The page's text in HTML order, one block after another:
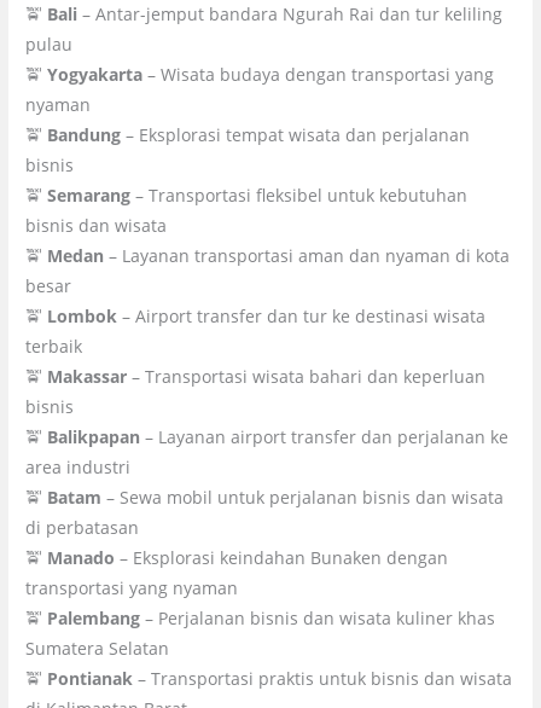
🚖 Bali – Antar-jemput bandara Ngurah Rai dan tur keliling
pulau
🚖Yogyakarta – Wisata budaya dengan transportasi yang
nyaman
🚖 Bandung – Eksplorasi tempat wisata dan perjalanan
bisnis
🚖Semarang – Transportasi fleksibel untuk kebutuhan
bisnis dan wisata
🚖 Medan – Layanan transportasi aman dan nyaman di kota
besar
🚖 Lombok – Airport transfer dan tur ke destinasi wisata
terbaik
🚖 Makassar – Transportasi wisata bahari dan keperluan
bisnis
🚖 Balikpapan – Layanan airport transfer dan perjalanan ke
area industri
🚖 Batam – Sewa mobil untuk perjalanan bisnis dan wisata
di perbatasan
🚖 Manado – Eksplorasi keindahan Bunaken dengan
transportasi yang nyaman
🚖 Palembang – Perjalanan bisnis dan wisata kuliner khas
Sumatera Selatan
🚖 Pontianak – Transportasi praktis untuk bisnis dan wisata